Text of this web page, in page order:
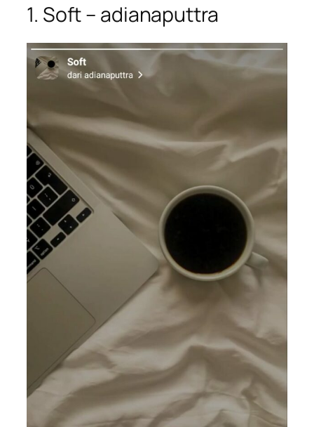
1. Soft – adianaputtra